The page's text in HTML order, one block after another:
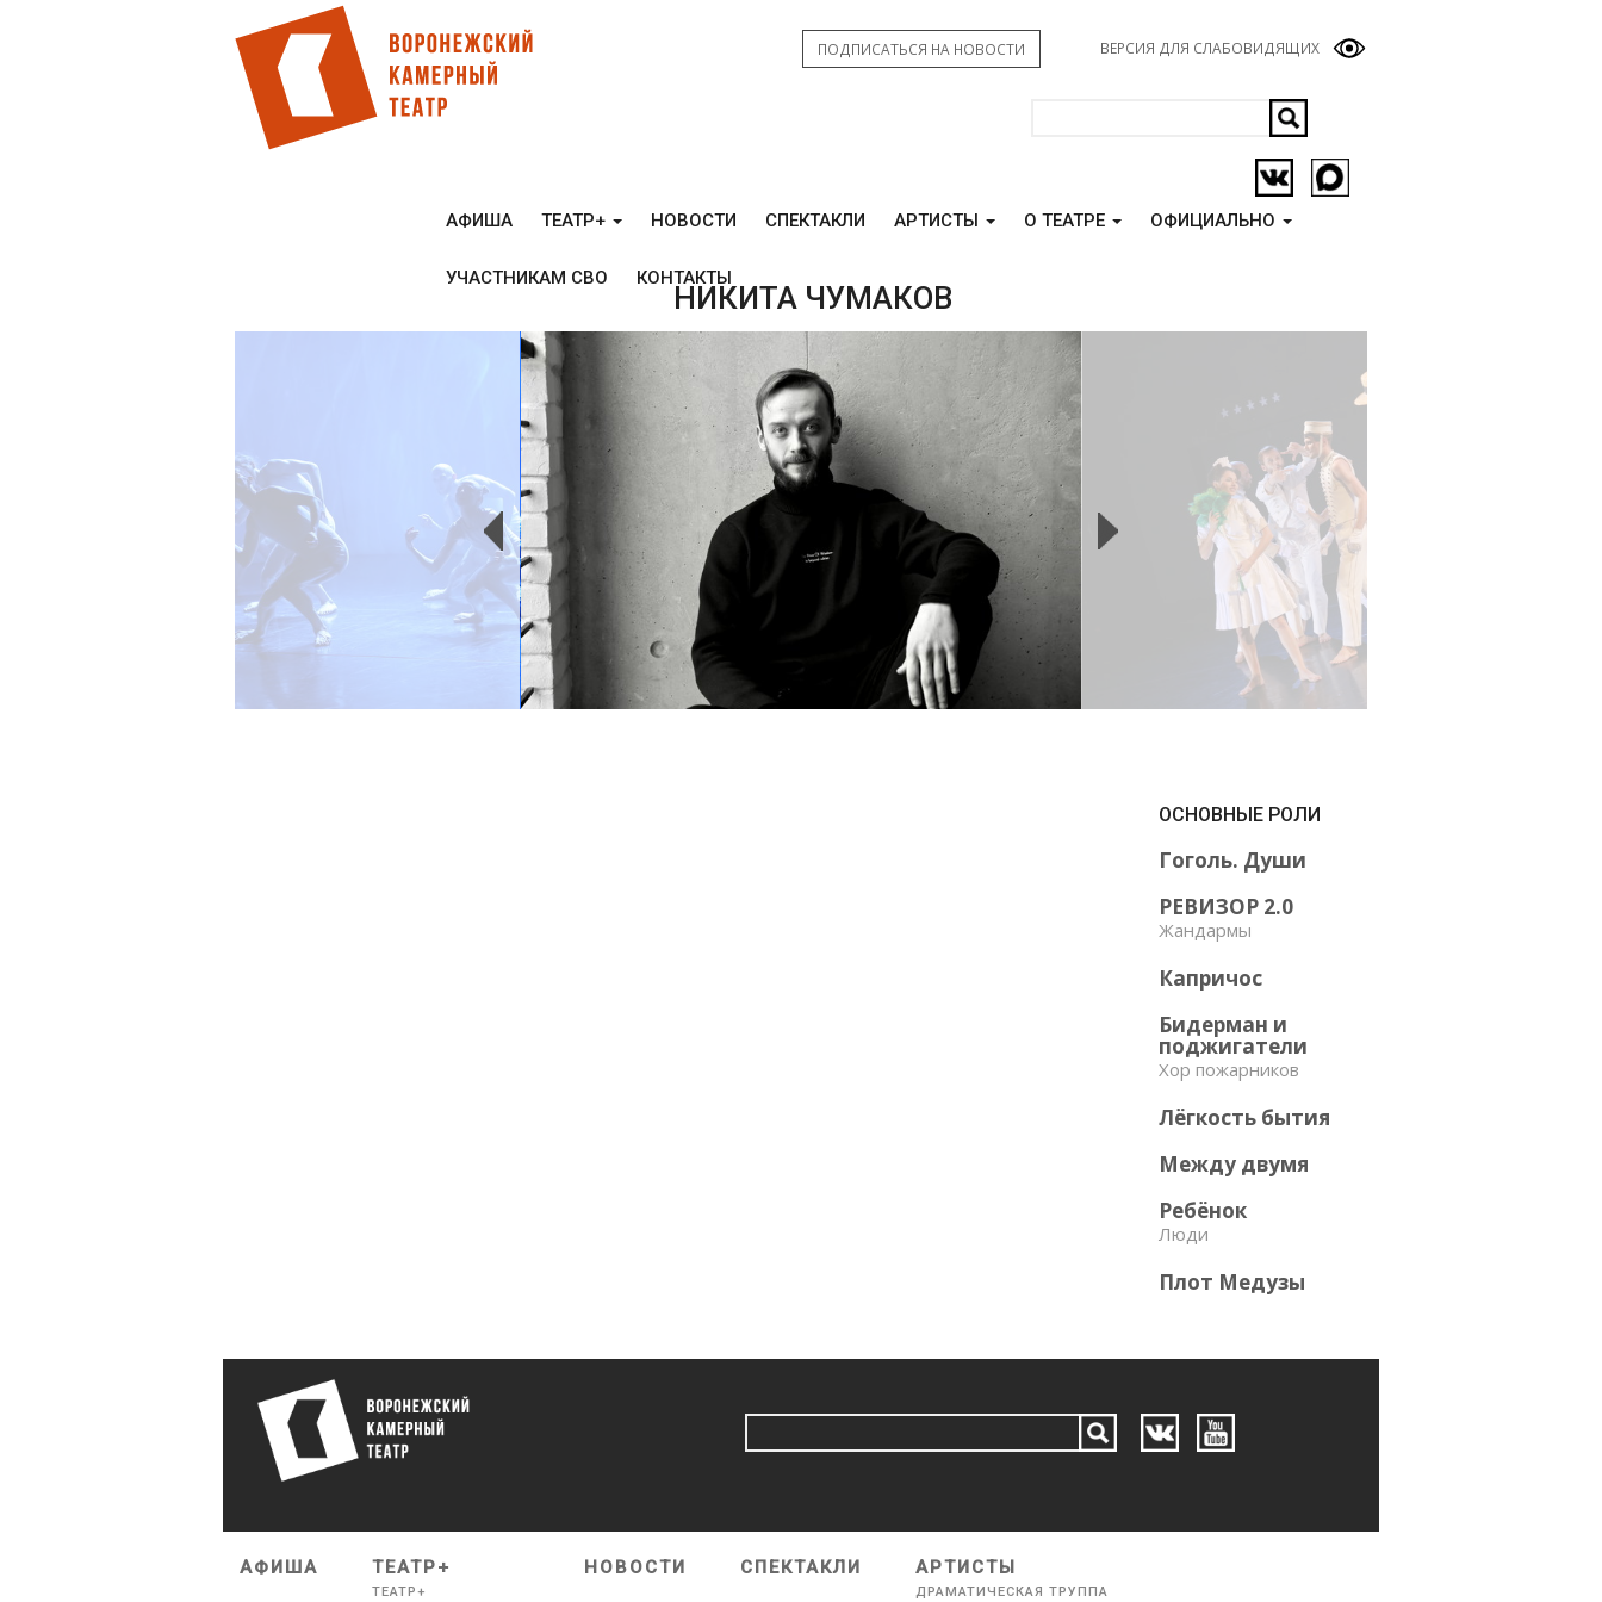
ВЕРСИЯ ДЛЯ СЛАБОВИДЯЩИХ
ПОДПИСАТЬСЯ НА НОВОСТИ
АФИША ТЕАТР+ НОВОСТИ СПЕКТАКЛИ АРТИСТЫ О ТЕАТРЕ ОФИЦИАЛЬНО
УЧАСТНИКАМ СВО КОНТАКТЫ
НИКИТА ЧУМАКОВ
ОСНОВНЫЕ РОЛИ
Гоголь. Души
РЕВИЗОР 2.0
Жандармы
Капричос
Бидерман и
поджигатели
Хор пожарников
Лёгкость бытия
Между двумя
Ребёнок
Люди
Плот Медузы
АФИША ТЕАТР+
ТЕАТР+
НОВОСТИ СПЕКТАКЛИ АРТИСТЫ
ДРАМАТИЧЕСКАЯ ТРУППА